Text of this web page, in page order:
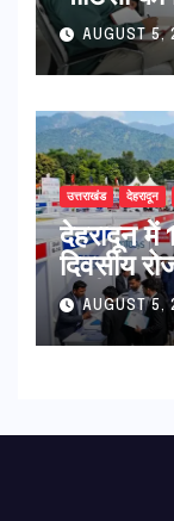
AUGUST 5,
उत्तराखंड देहरादून
​देहरादून
दिवसीय
भर्तीAUGUST 5,